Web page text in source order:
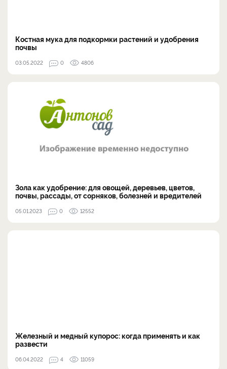
Костная мука для подкормки растений и удобрения
почвы
03.05.2022 0 4806
Зола как удобрение: для овощей, деревьев, цветов,
почвы, рассады, от сорняков, болезней и вредителей
05.01.2023 0 12552
Железный и медный купорос: когда применять и как
развести
06.04.2022 4 11059